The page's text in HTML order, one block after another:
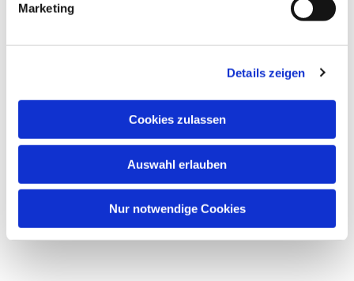
Marketing
Details zeigen
Cookies zulassen
Auswahl erlauben
Nur notwendige Cookies